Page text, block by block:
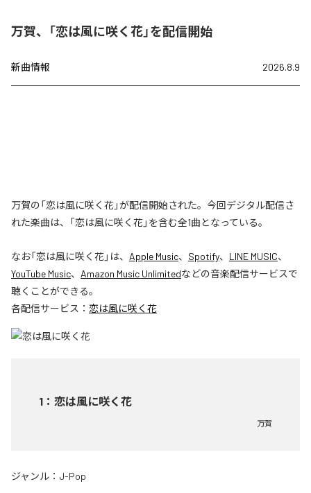
万賀、「恋は風に咲く花」を配信開始
新曲情報 2026.8.9
万賀の「恋は風に咲く花」が配信開始された。今回デジタル配信さ
れた楽曲は、「恋は風に咲く花」を含む全1曲となっている。
なお「恋は風に咲く花」は、 Apple Music、 Spotify、 LINE MUSIC、
YouTube Music、 Amazon Music Unlimitedなどの音楽配信サービスで
聴くことができる。
各配信サービス： 恋は風に咲く花
1 ： 恋は風に咲く花
万賀
ジャンル： J-Pop